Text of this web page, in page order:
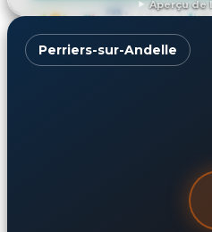
Aperçu de
Perriers-sur-Andelle